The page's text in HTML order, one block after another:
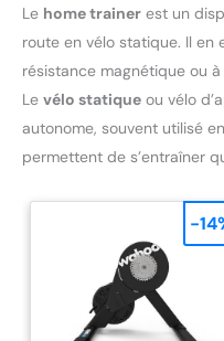
Le home trainer est un
route en vélo statique. Il en
résistance magnétique ou
Le vélo statique ou vélo
autonome, souvent utilisé
permettent de s’entraîner
-